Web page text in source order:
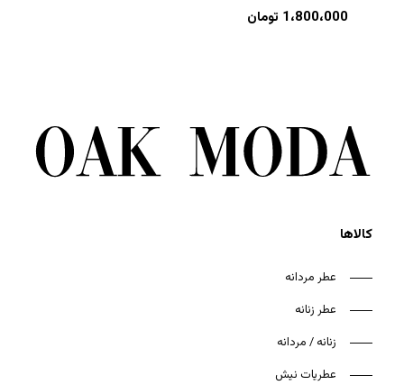
هیچ محصولی در سبد خرید نیست.
1،800،000 تومان
کالاها
عطر مردانه
عطر زنانه
زنانه / مردانه
عطریات نیش